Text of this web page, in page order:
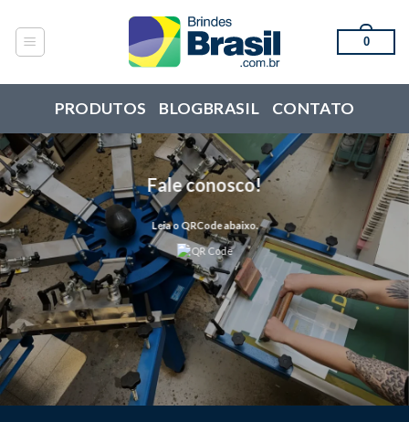
content
0
PRODUTOS BLOGBRASIL CONTATO
Fale conosco!
Leia o QRCode abaixo.